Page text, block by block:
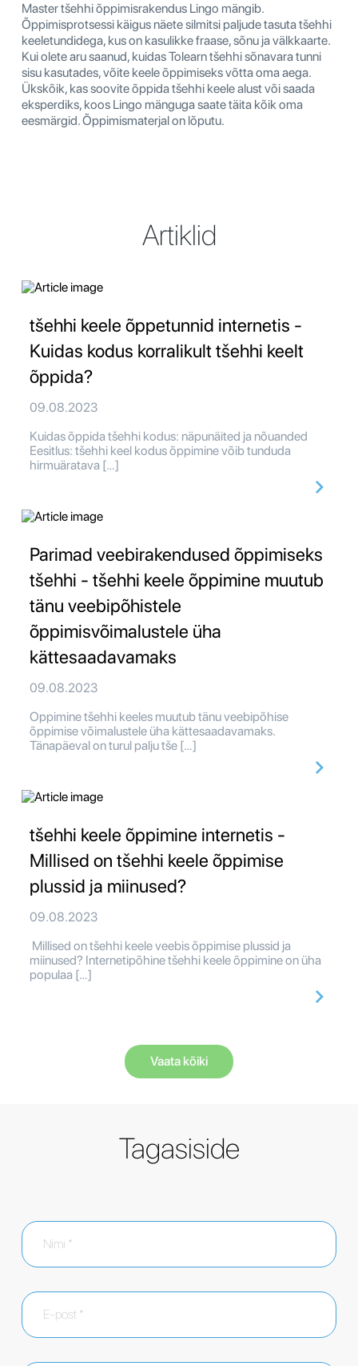
Master tšehhi õppimisrakendus Lingo mängib.
Õppimisprotsessi käigus näete silmitsi paljude tasuta tšehhi
keeletundidega, kus on kasulikke fraase, sõnu ja välkkaarte.
Kui olete aru saanud, kuidas Tolearn tšehhi sõnavara tunni
sisu kasutades, võite keele õppimiseks võtta oma aega.
Ükskõik, kas soovite õppida tšehhi keele alust või saada
eksperdiks, koos Lingo mänguga saate täita kõik oma
eesmärgid. Õppimismaterjal on lõputu.
Artiklid
tšehhi keele õppetunnid internetis -
Kuidas kodus korralikult tšehhi keelt
õppida?
09.08.2023
Kuidas õppida tšehhi kodus: näpunäited ja nõuanded
Eesitlus: tšehhi keel kodus õppimine võib tunduda
hirmuäratava […]
Parimad veebirakendused õppimiseks
tšehhi - tšehhi keele õppimine muutub
tänu veebipõhistele
õppimisvõimalustele üha
kättesaadavamaks
09.08.2023
Oppimine tšehhi keeles muutub tänu veebipõhise
õppimise võimalustele üha kättesaadavamaks.
Tänapäeval on turul palju tše […]
tšehhi keele õppimine internetis -
Millised on tšehhi keele õppimise
plussid ja miinused?
09.08.2023
Millised on tšehhi keele veebis õppimise plussid ja
miinused? Internetipõhine tšehhi keele õppimine on üha
populaa […]
Vaata kõiki
Tagasiside